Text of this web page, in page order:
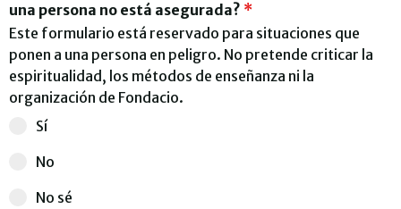
una persona no está asegurada? *
Este formulario está reservado para situaciones que
ponen a una persona en peligro. No pretende criticar la
espiritualidad, los métodos de enseñanza ni la
organización de Fondacio.
Sí
No
No sé